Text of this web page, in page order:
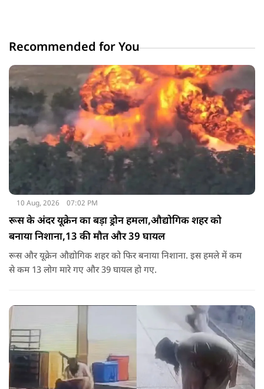
Recommended for You
10 Aug, 2026 07:02 PM
रूस के अंदर यूक्रेन का बड़ा ड्रोन हमला,औद्योगिक शहर को
बनाया निशाना,13 की मौत और 39 घायल
रूस और यूक्रेन औद्योगिक शहर को फिर बनाया निशाना. इस हमले में कम
से कम 13 लोग मारे गए और 39 घायल हो गए.